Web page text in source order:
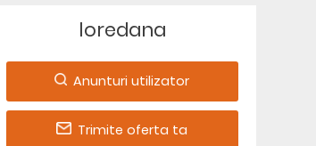
loredana
Anunturi utilizator
Trimite oferta ta